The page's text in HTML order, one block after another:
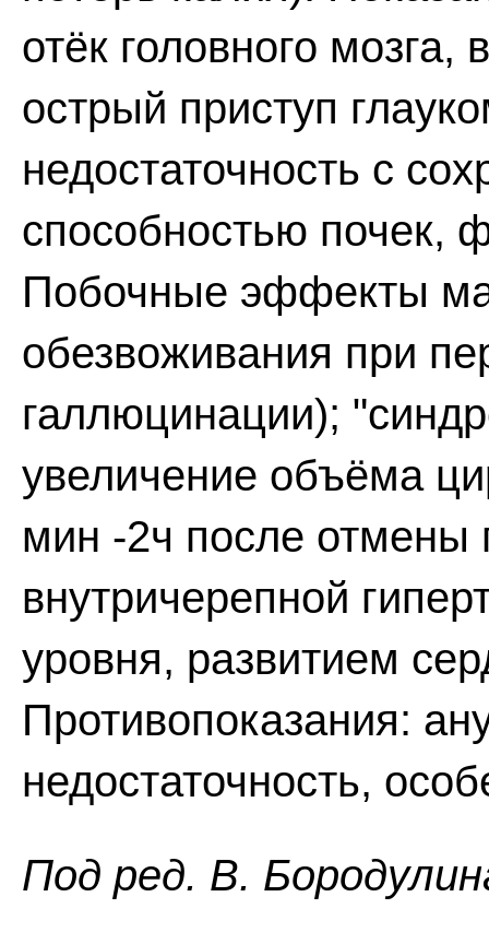
отёк головного мозга,
острый приступ
недостаточность с
способностью почек,
Побочные эффекты
обезвоживания при
галлюцинации);
увеличение объёма
мин -2ч после отмены
внутричерепной
уровня, развитием
Противопоказания:
недостаточность,
Пoд peд. B.